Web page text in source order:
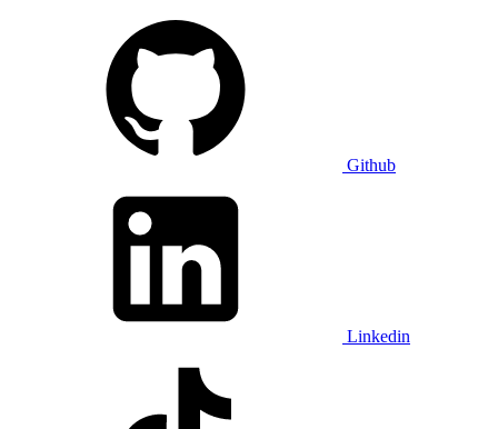
Github
Linkedin